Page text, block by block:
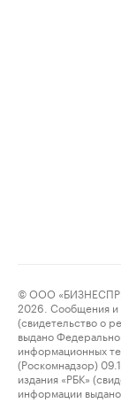
© ООО
2026. Сообщения и
(свидетельство о
выдано
информационных
(Роскомнадзор)
издания «РБК»
информации